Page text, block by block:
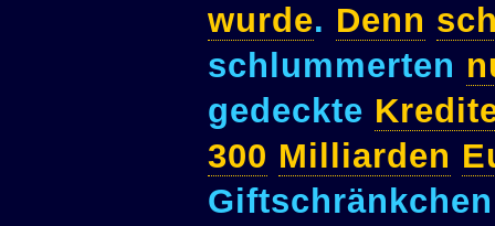
wurde. Denn
schlummerten
gedeckte
300 Milliarden